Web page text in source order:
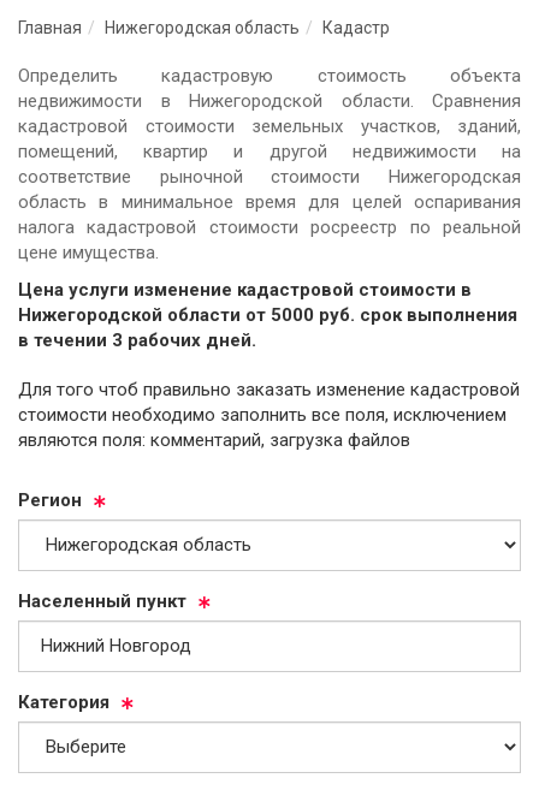
Главная Нижегородская область Кадастр
Определить кадастровую стоимость объекта
недвижимости в Нижегородской области. Сравнения
кадастровой стоимости земельных участков, зданий,
помещений, квартир и другой недвижимости на
соответствие рыночной стоимости Нижегородская
область в минимальное время для целей оспаривания
налога кадастровой стоимости росреестр по реальной
цене имущества.
Цена услуги изменение кадастровой стоимости в
Нижегородской области от 5000 руб. cрок выполнения
в течении 3 рабочих дней.
Для того чтоб правильно заказать изменение кадастровой
стоимости необходимо заполнить все поля, исключением
являются поля: комментарий, загрузка файлов
Ре­ги­он
На­се­лен­ный пункт
Ка­те­го­рия